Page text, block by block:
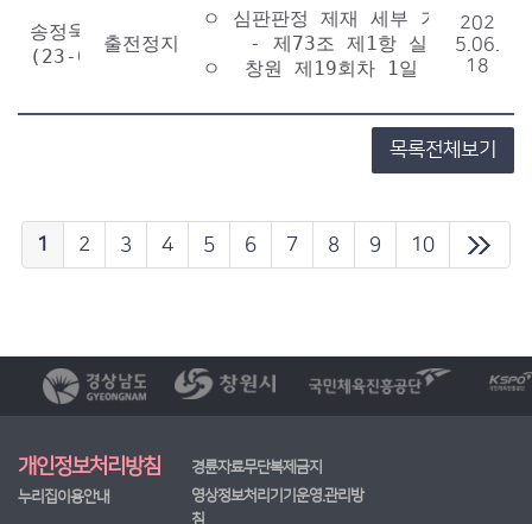
송정욱
(23-011)
출전정지 2회
ㅇ 심판판정 제재 세부 기준표
- 제73조 제1항 실격을 받은
ㅇ  창원 제19회차 1일 우수 3경
202
5.06.
18
목록전체보기
1 2 3 4 5 6 7 8 9 10
개인정보처리방침
경륜자료무단복제금지
누리집이용안내
영상정보처리기기운영.관리방
침